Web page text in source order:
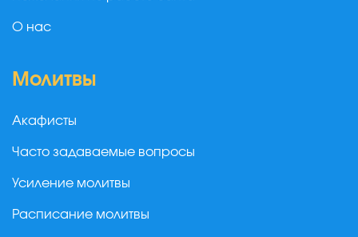
О нас
Молитвы
Акафисты
Часто задаваемые вопросы
Усиление молитвы
Расписание молитвы